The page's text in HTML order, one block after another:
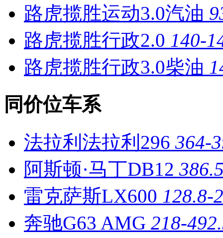
路虎揽胜运动3.0汽油
路虎揽胜行政2.0 140-
路虎揽胜行政3.0柴油
同价位车系
法拉利法拉利296 364-
阿斯顿·马丁DB12
雷克萨斯LX600 128.8-
奔驰G63 AMG 218-